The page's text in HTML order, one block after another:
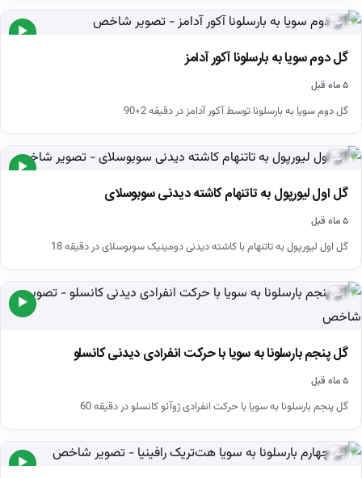
▶
ورزشی
گل دوم سویا به بارسلونا آکور آدامز
۵ ماه قبل
گل دوم سویا به بارسلونا توسط آکور آدامز در دقیقه 2+90
▶
ورزشی
گل اول لیورپول به تاتنهام کاشته دیدنی سوبوسلای
۵ ماه قبل
گل اول لیورپول به تاتنهام با کاشته دیدنی دومینیک سوبوسلای در دقیقه 18
▶
ورزشی
گل پنجم بارسلونا به سویا با حرکت انفرادی دیدنی کانسلو
۵ ماه قبل
گل پنجم بارسلونا به سویا با حرکت انفرادی ژوآئو کانسلو در دقیقه 60
▶
ورزشی